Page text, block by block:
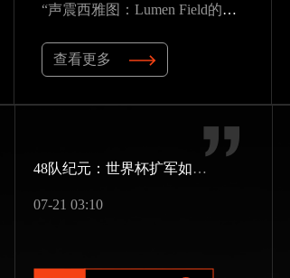
“声震西雅图：Lumen Field的声学屏障如何瓦解客队进攻，与2026世界杯的降噪博弈”
查看更多
48队纪元：世界杯扩军如何改写霸权逻辑
07-21 03:10